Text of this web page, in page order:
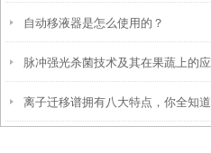
与效果解析
自动移液器是怎么使用的？
脉冲强光杀菌技术及其在果蔬上的应
用
离子迁移谱拥有八大特点，你全知道